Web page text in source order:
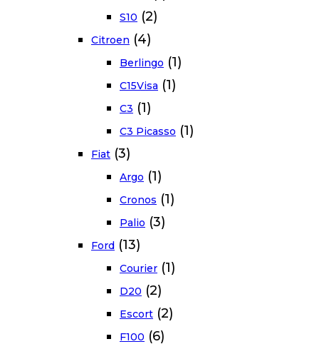
S10 (2)
Citroen (4)
Berlingo (1)
C15Visa (1)
C3 (1)
C3 Picasso (1)
Fiat (3)
Argo (1)
Cronos (1)
Palio (3)
Ford (13)
Courier (1)
D20 (2)
Escort (2)
F100 (6)